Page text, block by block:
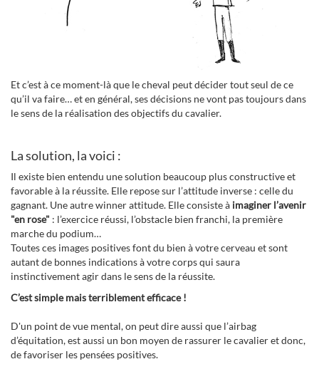
Et c’est à ce moment-là que le cheval peut décider tout seul de ce
qu’il va faire… et en général, ses décisions ne vont pas toujours dans
le sens de la réalisation des objectifs du cavalier.
La solution, la voici :
Il existe bien entendu une solution beaucoup plus constructive et
favorable à la réussite. Elle repose sur l’attitude inverse : celle du
gagnant. Une autre winner attitude. Elle consiste à imaginer l’avenir
"en rose" : l’exercice réussi, l’obstacle bien franchi, la première
marche du podium…
Toutes ces images positives font du bien à votre cerveau et sont
autant de bonnes indications à votre corps qui saura
instinctivement agir dans le sens de la réussite.
C’est simple mais terriblement efficace !
D'un point de vue mental, on peut dire aussi que l’airbag
d’équitation, est aussi un bon moyen de rassurer le cavalier et donc,
de favoriser les pensées positives.